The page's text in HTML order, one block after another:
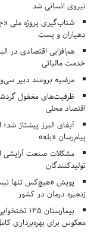
نیروی انسانی شد
شتاب‌گیری پروژه ملی
دهیاران و پست
هم‌افزایی اقتصادی در
خدمت مالیاتی
مرضیه برومند دبیر
ظرفیت‌های مغفول
اقتصاد محلی
پیام‌رسان «بله»
مشکلات صنعت آرایشی
تولیدکنندگان
پویش «هیچ‌کس تنها
زنجیره درمان در کشور
بیمارستان
معکوس برای بهره‌برداری